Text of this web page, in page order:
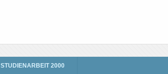
STUDIENARBEIT 2000